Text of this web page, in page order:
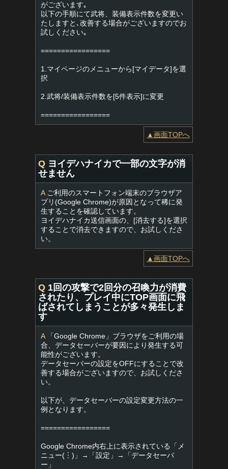
がございます｡
以下の手順にて武将、装備表示件数を変更い
たしますと､改善する場合がございますのでお
試しください｡
=================
1.マイページのメニューから[マイデータ]を選
択
2.武将/装備表示件数を[5件表示]に変更
=================
▲画面TOPへ
Q ヨイデハナイカで一部の文字が消
せません
Aご利用のスマートフォン端末のブラウザア
プリ(Google Chrome)が原因となって稀に発
生することを確認しています。
ヨイデハナイカ送信画面の、[消去する]を選択
することで消去できますので、お試しくださ
い。
▲画面TOPへ
Q 1回の攻撃で2回分の召喚力が消費
されたり、プレイ中にTOP画面に飛
ばされてしまうことが多々発生しま
す
A「Google Chrome」ブラウザをご利用の場
合、データセーバーが要因により発生する可
能性がございます。
データセーバーの設定をOFFにすることで改
善する場合がございますので、お試しくださ
い。
以下が、データセーバーの設定変更方法の一
例となります。
=================
Google Chrome内右上に表示されている「メ
ニュー(︙)」→「設定」→「データセーバ
ー」